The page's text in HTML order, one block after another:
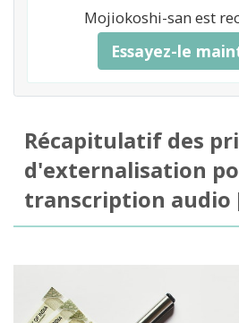
Mojiokoshi-san est
Essayez-le
Récapitulatif des
d'externalisation
transcription audio